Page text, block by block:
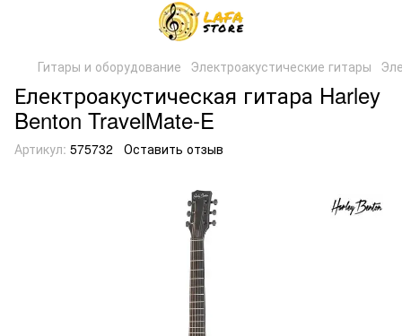
Гитары и оборудование Электроакустические гитары
Електроакустическая гитара Harley
Benton TravelMate-E
Артикул: 575732 Оставить отзыв